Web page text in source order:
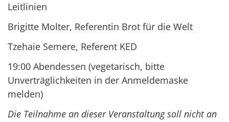
Leitlinien
Brigitte Molter, Referentin Brot für die Welt
Tzehaie Semere, Referent KED
19:00 Abendessen (vegetarisch, bitte
Unverträglichkeiten in der Anmeldemaske
melden)
Die Teilnahme an dieser Veranstaltung soll nicht an